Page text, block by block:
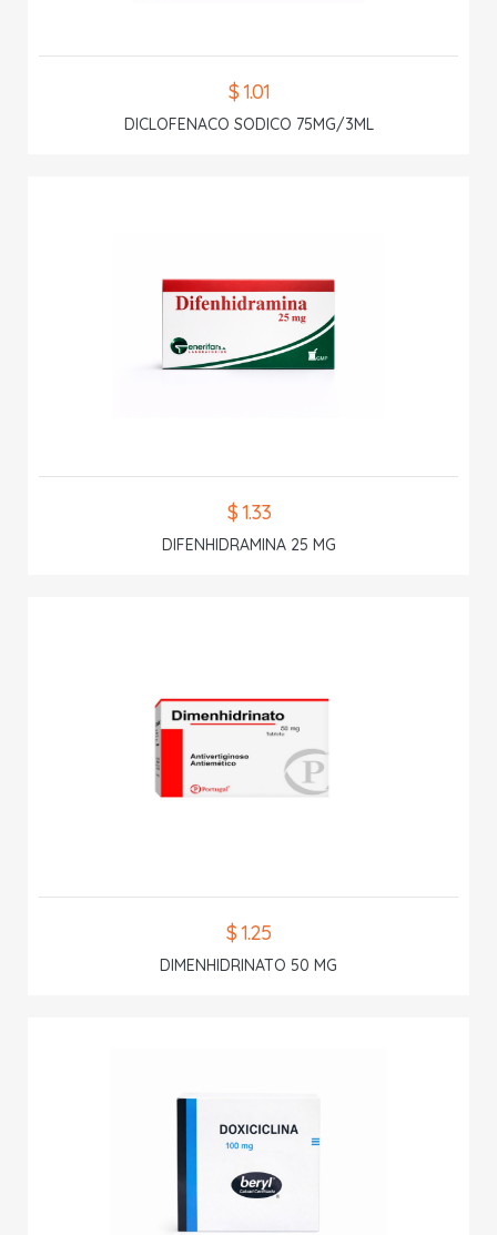
$ 1.01
DICLOFENACO SODICO 75MG/3ML
$ 1.33
DIFENHIDRAMINA 25 MG
$ 1.25
DIMENHIDRINATO 50 MG